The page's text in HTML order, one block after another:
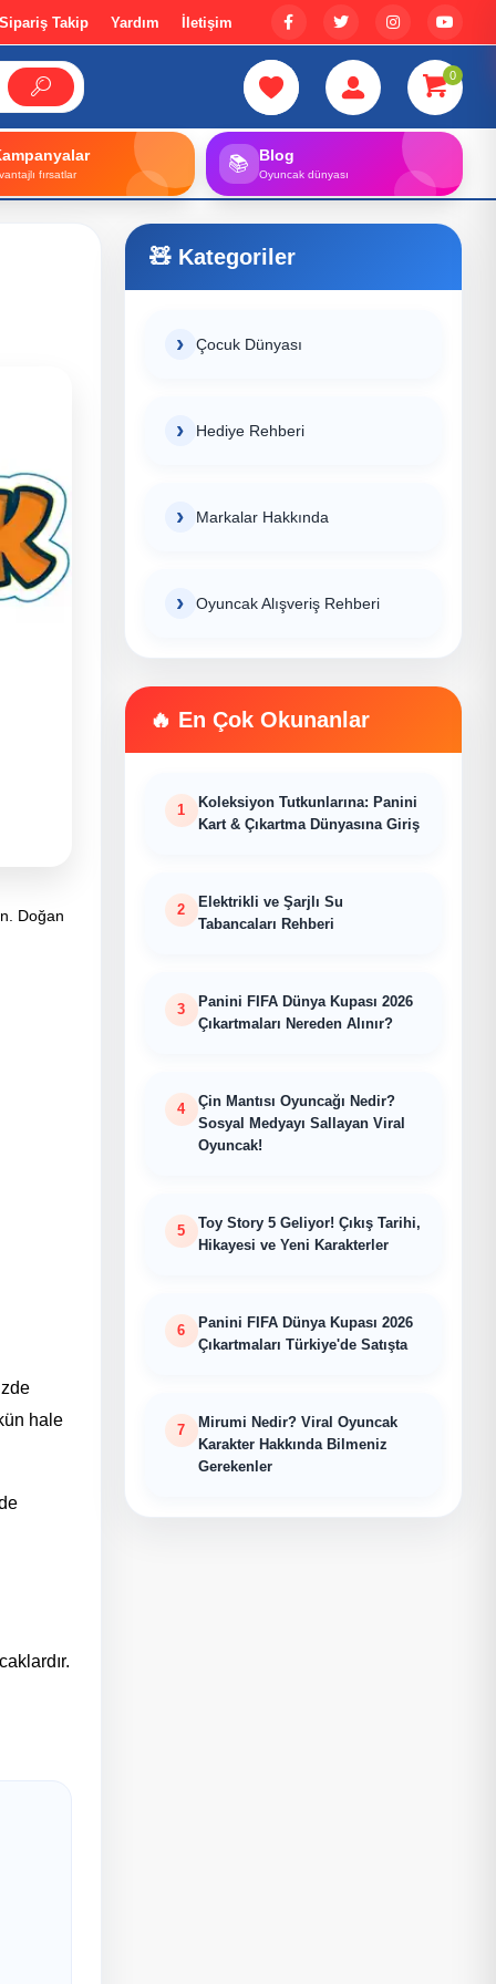
Takip Yardım İletişim
0
fırsatlar 📚 Blog
Oyuncak dünyası
Doğan
hale
Kategoriler
Çocuk Dünyası
Hediye Rehberi
Markalar Hakkında
Oyuncak Alışveriş Rehberi
En Çok Okunanlar
Koleksiyon Tutkunlarına: Panini
Kart & Çıkartma Dünyasına Giriş
Elektrikli ve Şarjlı Su
Tabancaları Rehberi
Panini FIFA Dünya Kupası 2026
Çıkartmaları Nereden Alınır?
Çin Mantısı Oyuncağı Nedir?
Sosyal Medyayı Sallayan Viral
Oyuncak!
Toy Story 5 Geliyor! Çıkış Tarihi,
Hikayesi ve Yeni Karakterler
Panini FIFA Dünya Kupası 2026
Çıkartmaları Türkiye'de Satışta
Mirumi Nedir? Viral Oyuncak
Karakter Hakkında Bilmeniz
Gerekenler